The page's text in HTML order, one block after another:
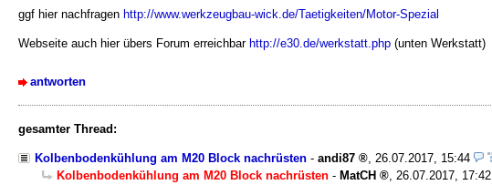
ggf hier nachfragen http://www.werkzeugbau-wick.de/Taetigkeiten/Motor-Spezial
Webseite auch hier übers Forum erreichbar http://e30.de/werkstatt.php (unten Werkstatt)
antworten
gesamter Thread:
Kolbenbodenkühlung am M20 Block nachrüsten - andi87 , 26.07.2017, 15:44
Kolbenbodenkühlung am M20 Block nachrüsten - MatCH , 26.07.2017, 17:42